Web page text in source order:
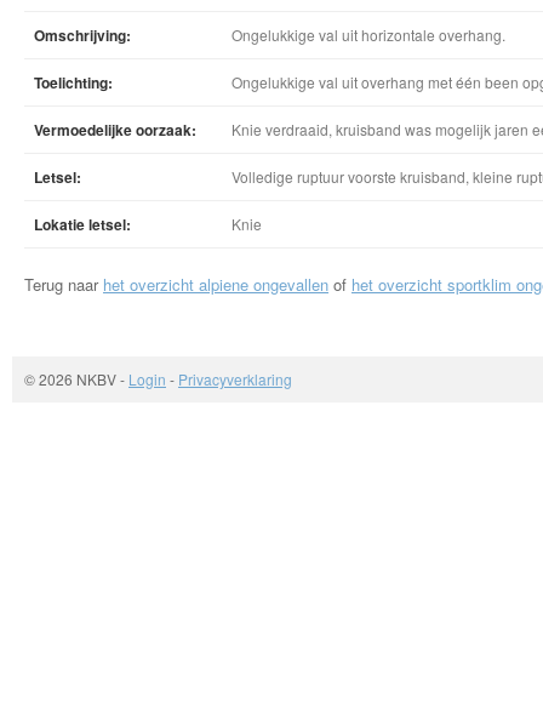
Omschrijving: Ongelukkige val uit horizontale overhang.
Toelichting: Ongelukkige val uit overhang met één been
Vermoedelijke oorzaak: Knie verdraaid, kruisband was mogelijk jaren
Letsel: Volledige ruptuur voorste kruisband, kleine
Lokatie letsel: Knie
Terug naar het overzicht alpiene ongevallen of het overzicht sportklim
© 2026 NKBV- Login - Privacyverklaring